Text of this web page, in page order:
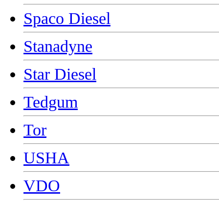
Spaco Diesel
Stanadyne
Star Diesel
Tedgum
Tor
USHA
VDO